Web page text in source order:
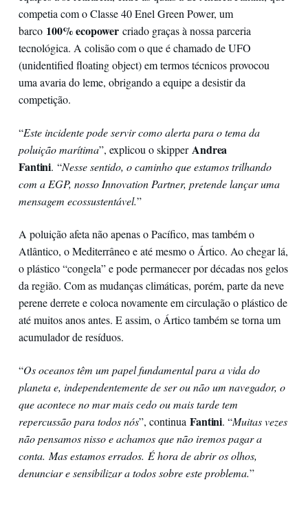
competia com o Classe 40 Enel Green Power, um
barco 100% ecopowercriado graças à nossa parceria
tecnológica. A colisão com o que é chamado de UFO
(unidentified floating object) em termos técnicos provocou
uma avaria do leme, obrigando a equipe a desistir da
competição.
“Este incidente pode servir como alerta para o tema da
poluição marítima”, explicou o skipperAndrea
Fantini. “Nesse sentido, o caminho que estamos trilhando
com a EGP, nosso Innovation Partner, pretende lançar uma
mensagem ecossustentável.”
A poluição afeta não apenas o Pacífico, mas também o
Atlântico, o Mediterrâneo e até mesmo o Ártico. Ao chegar lá,
o plástico “congela” e pode permanecer por décadas nos gelos
da região. Com as mudanças climáticas, porém, parte da neve
perene derrete e coloca novamente em circulação o plástico de
até muitos anos antes. E assim, o Ártico também se torna um
acumulador de resíduos.
“Os oceanos têm um papel fundamental para a vida do
planeta e, independentemente de ser ou não um navegador, o
que acontece no mar mais cedo ou mais tarde tem
repercussão para todos nós”, continua Fantini. “Muitas vezes
não pensamos nisso e achamos que não iremos pagar a
conta. Mas estamos errados. É hora de abrir os olhos,
denunciar e sensibilizar a todos sobre este problema.”